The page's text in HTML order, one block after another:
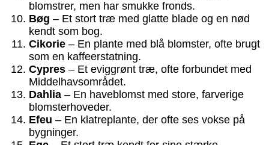
blomstrer, men har smukke fronds.
Bøg – Et stort træ med glatte blade og en nød
kendt som bog.
Cikorie – En plante med blå blomster, ofte brugt
som en kaffeerstatning.
Cypres – Et eviggrønt træ, ofte forbundet med
Middelhavsområdet.
Dahlia – En haveblomst med store, farverige
blomsterhoveder.
Efeu – En klatreplante, der ofte ses vokse på
bygninger.